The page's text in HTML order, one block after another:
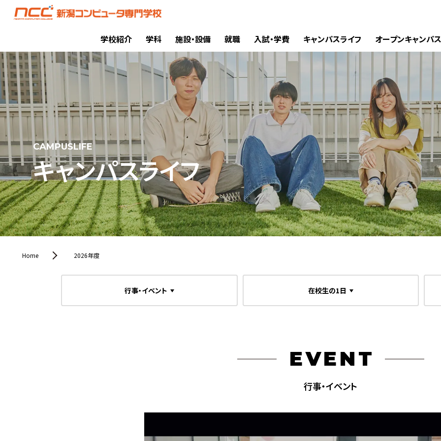
学校紹介 学科 施設・設備 就職 入試・学費 キャンパスライフ オープンキャンパス
CAMPUSLIFE
キャンパスライフ
Home 2026年度
行事・イベント 在校生の1日
EVENT
行事・イベント